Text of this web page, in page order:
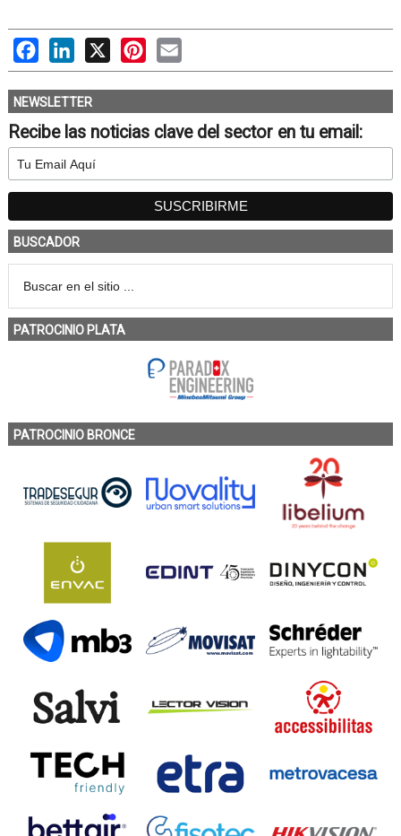
FacebookLinkedIn
X PinterestEmail
NEWSLETTER
Recibe las noticias clave del sector en tu email:
BUSCADOR
PATROCINIO PLATA
PATROCINIO BRONCE